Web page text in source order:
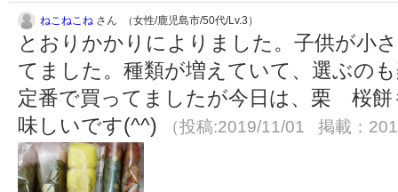
ねこねこね さん （女性/鹿児島市/50代/Lv.3）
とおりかかりによりました。子供が小
てました。種類が増えていて、選ぶの
定番で買ってましたが今日は、栗 桜
味しいです(^^)
（投稿:2019/11/01 掲載：